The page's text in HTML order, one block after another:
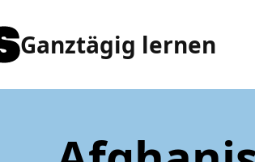
Ganztägig lernen